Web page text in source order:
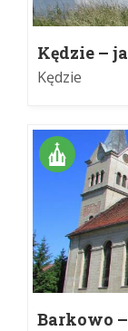
Kędzie –
Kędzie
Barkowo